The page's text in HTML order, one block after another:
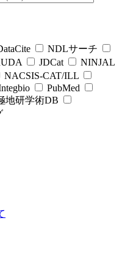
NDLサーチ
JDCat
NINJAL
NACSIS-CAT/ILL
PubMed
地研学術DB